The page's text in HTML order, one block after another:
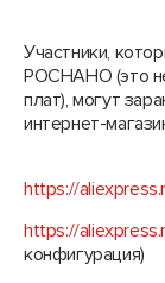
Участники,
РОСНАНО (это
плат), могут
интернет-
https://
https://
конфигурация)